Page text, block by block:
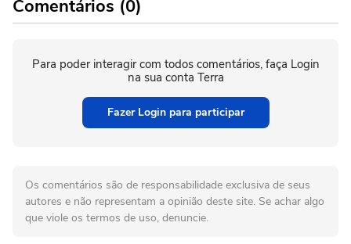
Comentários (0)
Para poder interagir com todos comentários, faça Login
na sua conta Terra
Fazer Login para participar
Os comentários são de responsabilidade exclusiva de seus
autores e não representam a opinião deste site. Se achar algo
que viole os termos de uso, denuncie.